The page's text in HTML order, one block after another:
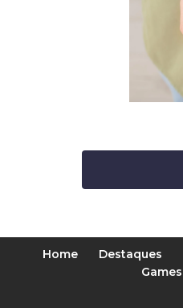
Home Destaques
Games